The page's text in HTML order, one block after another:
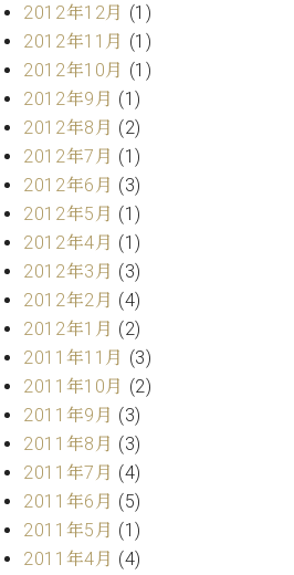
テ
ィ
ス
ト
カ
ス
タ
マ
ー
サ
ー
ビ
(
調
律
)
フ
タ
ー
サ
ー
2012年12月 (1)
2012年11月 (1)
2012年10月 (1)
2012年9月 (1)
2012年8月 (2)
2012年7月 (1)
2012年6月 (3)
2012年5月 (1)
2012年4月 (1)
2012年3月 (3)
2012年2月 (4)
2012年1月 (2)
2011年11月 (3)
2011年10月 (2)
2011年9月 (3)
2011年8月 (3)
2011年7月 (4)
2011年6月 (5)
2011年5月 (1)
2011年4月 (4)